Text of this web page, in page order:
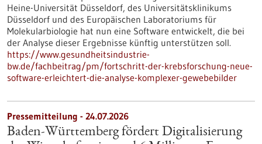
Heine-Universität Düsseldorf, des Universitätsklinikums
Düsseldorf und des Europäischen Laboratoriums für
Molekularbiologie hat nun eine Software entwickelt, die bei
der Analyse dieser Ergebnisse künftig unterstützen soll.
https://www.gesundheitsindustrie-
bw.de/fachbeitrag/pm/fortschritt-der-krebsforschung-neue-
software-erleichtert-die-analyse-komplexer-gewebebilder
Pressemitteilung - 24.07.2026
Baden-Württemberg fördert Digitalisierung